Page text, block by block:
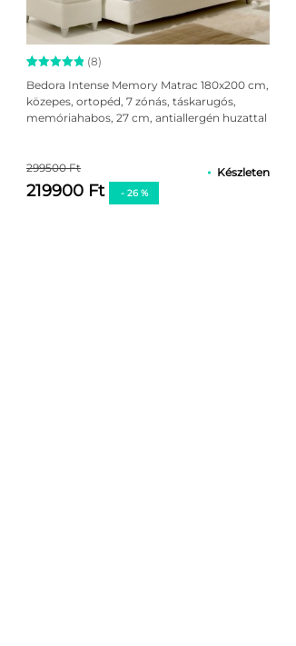
Értékelés
ből,
8
értékelés
(8)
Bedora Intense Memory Matrac 180x200 cm,
közepes, ortopéd, 7 zónás, táskarugós,
memóriahabos, 27 cm, antiallergén huzattal
299500 Ft
219900 Ft - 26 %
Készleten